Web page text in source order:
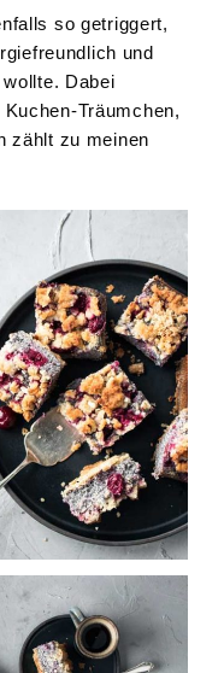
so getriggert,
und
Dabei
Träumchen,
zählt zu meinen